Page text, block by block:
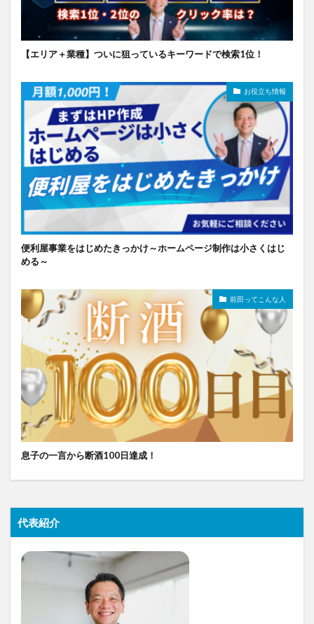
【エリア＋業種】ついに狙っているキーワードで検索1位！
お役立ち情報
便利屋事業をはじめたきっかけ～ホームページ制作は小さくはじ
める～
前田ってこんな人
息子の一言から断酒100日達成！
代表紹介